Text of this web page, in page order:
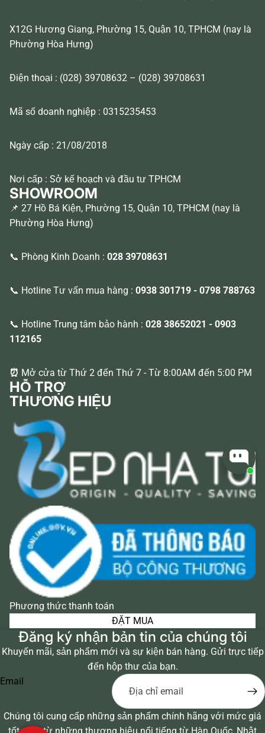
X12G Hương Giang, Phường 15, Quận 10, TPHCM (nay là
Phường Hòa Hưng)
Điện thoại : (028) 39708632 – (028) 39708631
Mã số doanh nghiệp : 0315235453
Ngày cấp : 21/08/2018
Nơi cấp : Sở kế hoạch và đầu tư TPHCM
SHOWROOM
📌 27 Hồ Bá Kiện, Phường 15, Quận 10, TPHCM (nay là
Phường Hòa Hưng)
📞 Phòng Kinh Doanh : 028 39708631
📞 Hotline Tư vấn mua hàng : 0938 301719 - 0798 788763
📞 Hotline Trung tâm bảo hành : 028 38652021 - 0903
112165
⏰ Mở cửa từ Thứ 2 đến Thứ 7 - Từ 8:00AM đến 5:00 PM
HỖ TRỢ
THƯƠNG HIỆU
Phương thức thanh toán
ĐẶT MUA
Đăng ký nhận bản tin của chúng tôi
Khuyến mãi, sản phẩm mới và sự kiện bán hàng. Gửi trực tiếp
đến hộp thư của bạn.
Email
Chúng tôi cung cấp những sản phẩm chính hãng với mức giá